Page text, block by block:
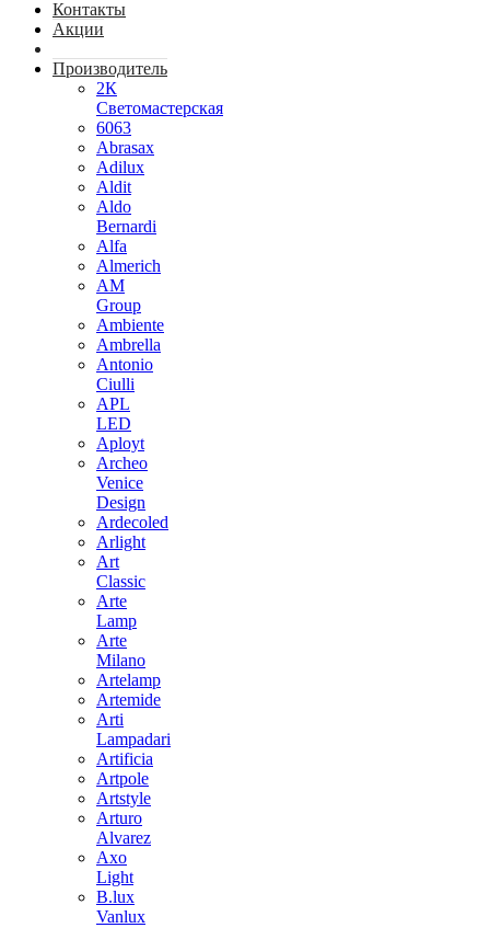
Контакты
Акции
Производитель
2К
Светомастерская
6063
Abrasax
Adilux
Aldit
Aldo
Bernardi
Alfa
Almerich
AM
Group
Ambiente
Ambrella
Antonio
Ciulli
APL
LED
Aployt
Archeo
Venice
Design
Ardecoled
Arlight
Art
Classic
Arte
Lamp
Arte
Milano
Artelamp
Artemide
Arti
Lampadari
Artificia
Artpole
Artstyle
Arturo
Alvarez
Axo
Light
B.lux
Vanlux